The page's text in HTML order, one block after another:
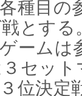
目の参
とする
ムは参
セッ
決定